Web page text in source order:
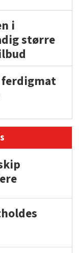
i
større
ferdigmat